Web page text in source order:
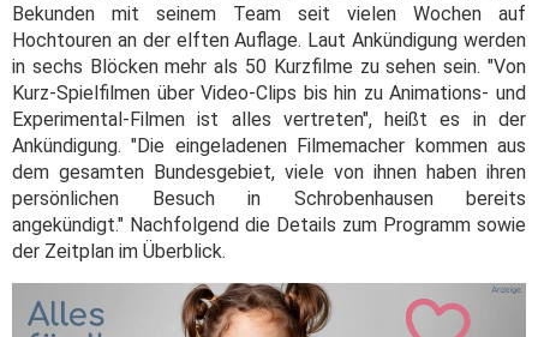
Bekunden mit seinem Team seit vielen Wochen auf
Hochtouren an der elften Auflage. Laut Ankündigung werden
in sechs Blöcken mehr als 50 Kurzfilme zu sehen sein. "Von
Kurz-Spielfilmen über Video-Clips bis hin zu Animations- und
Experimental-Filmen ist alles vertreten", heißt es in der
Ankündigung. "Die eingeladenen Filmemacher kommen aus
dem gesamten Bundesgebiet, viele von ihnen haben ihren
persönlichen Besuch in Schrobenhausen bereits
angekündigt." Nachfolgend die Details zum Programm sowie
der Zeitplan im Überblick.